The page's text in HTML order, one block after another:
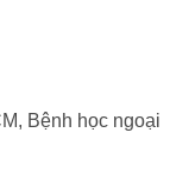
Bệnh học ngoại